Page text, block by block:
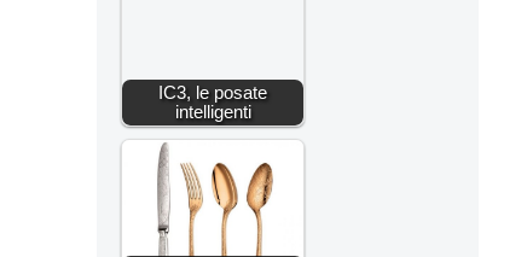
IC3, le posate
intelligenti